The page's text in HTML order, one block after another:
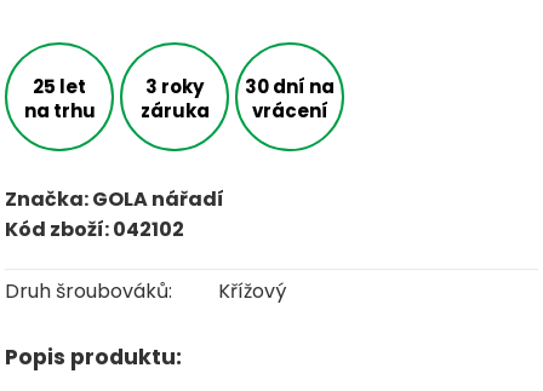
25 let
na trhu
3 roky
záruka
30 dní na
vrácení
Značka: GOLA nářadí
Kód zboží: 042102
Druh šroubováků: Křížový
Popis produktu: